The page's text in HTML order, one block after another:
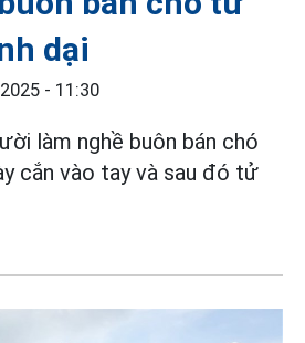
dại
- 11:30
làm nghề buôn bán chó
cắn vào tay và sau đó tử